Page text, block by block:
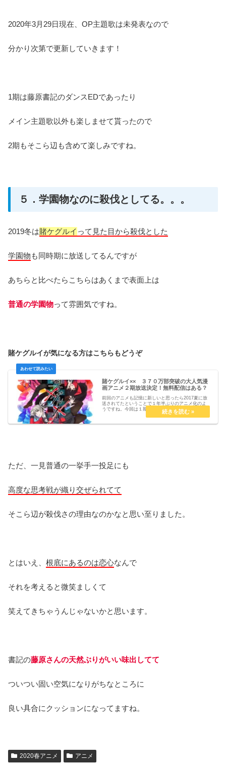
2020年3月29日現在、OP主題歌は未発表なので
分かり次第で更新していきます！
1期は藤原書記のダンスEDであったり
メイン主題歌以外も楽しませて貰ったので
2期もそこら辺も含めて楽しみですね。
５．学園物なのに殺伐としてる。。。
2019冬は賭ケグルイ って見た目から殺伐とした
学園物 も同時期に放送してるんですが
あちらと比べたらこちらはあくまで表面上は
普通の学園物って雰囲気ですね。
賭ケグルイが気になる方はこちらもどうぞ
賭ケグルイ×× ３７０万部突破の大人気漫
画アニメ２期放送決定！無料配信はある？
前回のアニメも記憶に新しいと思ったら2017夏に放
送されてたということで１年半ぶりのアニメ化のよ
うですね。今回は１期の続きが描かれるということ
でそちらを見ていないって方のためにどんな作品な
交えて...
ただ、一見普通の一挙手一投足にも
高度な思考戦が織り交ぜられてて
そこら辺が殺伐さの理由なのかなと思い至りました。
とはいえ、 根底にあるのは恋心なんで
それを考えると微笑ましくて
笑えてきちゃうんじゃないかと思います。
書記の藤原さんの天然ぶりがいい味出してて
ついつい固い空気になりがちなところに
良い具合にクッションになってますね。
2020春アニメ アニメ